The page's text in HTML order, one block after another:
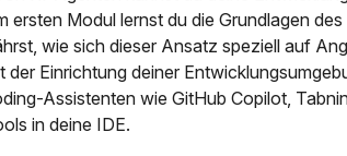
ersten Modul lernst du die Grundlagen
wie sich dieser Ansatz speziell auf
der Einrichtung deiner
Assistenten wie GitHub Copilot,
in deine IDE.